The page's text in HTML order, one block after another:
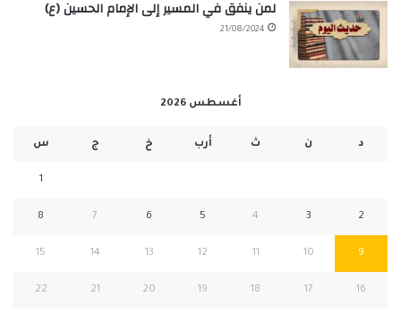
لمن ينفق في المسير إلى الإمام الحسين (ع)
21/08/2024
أغسطس 2026
د ن ث أرب خ ج س
1
2
3
4
5
6
7
8
9
10
11
12
13
14
15
16
17
18
19
20
21
22